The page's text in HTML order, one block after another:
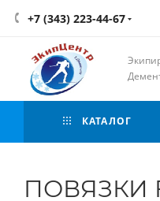
+7 (343) 223-44-67
КАТАЛОГ
ПОВЯЗКИ